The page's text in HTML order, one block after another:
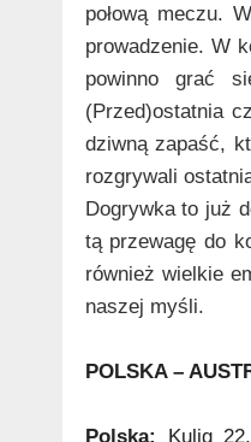
połową meczu.
prowadzenie. W
powinno grać
(Przed)ostatnia
dziwną zapaść,
rozgrywali
Dogrywka to już
tą przewagę do
również wielkie
naszej myśli.
POLSKA –
Polska: Kulig